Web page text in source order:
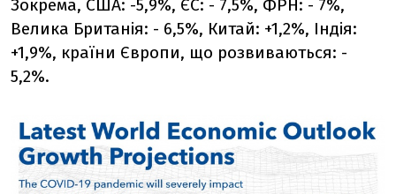
Зокрема, США: -5,9%, ЄС: - 7,5%, ФРН: - 7%,
Велика Британія: - 6,5%, Китай: +1,2%, Індія:
+1,9%, країни Європи, що розвиваються: -
5,2%.